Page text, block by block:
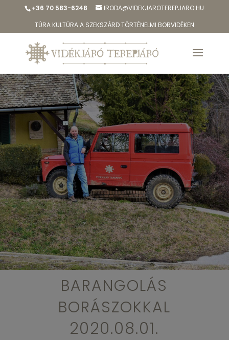
+36 70 583-6248
IRODA@VIDEKJAROTEREPJARO.HU
TÚRA KULTÚRA A SZEKSZÁRD TÖRTÉNELMI BORVIDÉKEN
BARANGOLÁS
BORÁSZOKKAL
2020.08.01.